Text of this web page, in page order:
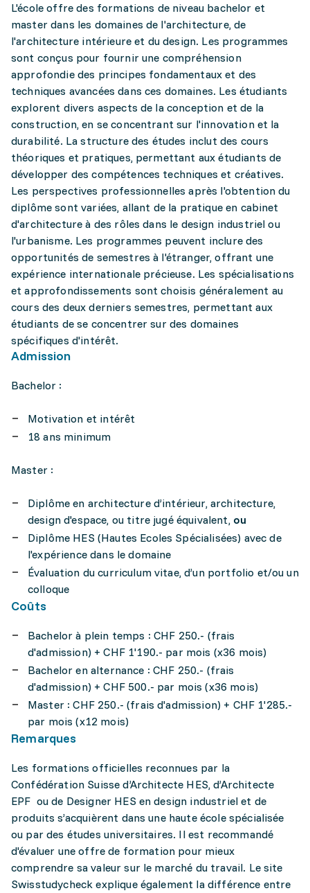
L'école offre des formations de niveau bachelor et
master dans les domaines de l'architecture, de
l'architecture intérieure et du design. Les programmes
sont conçus pour fournir une compréhension
approfondie des principes fondamentaux et des
techniques avancées dans ces domaines. Les étudiants
explorent divers aspects de la conception et de la
construction, en se concentrant sur l'innovation et la
durabilité. La structure des études inclut des cours
théoriques et pratiques, permettant aux étudiants de
développer des compétences techniques et créatives.
Les perspectives professionnelles après l'obtention du
diplôme sont variées, allant de la pratique en cabinet
d'architecture à des rôles dans le design industriel ou
l'urbanisme. Les programmes peuvent inclure des
opportunités de semestres à l'étranger, offrant une
expérience internationale précieuse. Les spécialisations
et approfondissements sont choisis généralement au
cours des deux derniers semestres, permettant aux
étudiants de se concentrer sur des domaines
spécifiques d'intérêt.
Admission
Bachelor :
Motivation et intérêt
18 ans minimum
Master :
Diplôme en architecture d’intérieur, architecture,
design d'espace, ou titre jugé équivalent, ou
Diplôme HES (Hautes Ecoles Spécialisées) avec de
l'expérience dans le domaine
Évaluation du curriculum vitae, d’un portfolio et/ou un
colloque
Coûts
Bachelor à plein temps : CHF 250.- (frais
d'admission) + CHF 1'190.- par mois (x36 mois)
Bachelor en alternance : CHF 250.- (frais
d'admission) + CHF 500.- par mois (x36 mois)
Master : CHF 250.- (frais d'admission) + CHF 1'285.-
par mois (x12 mois)
Remarques
Les formations officielles reconnues par la
Confédération Suisse d’Architecte HES, d’Architecte
EPF ou de Designer HES en design industriel et de
produits s’acquièrent dans une haute école spécialisée
ou par des études universitaires. Il est recommandé
d'évaluer une offre de formation pour mieux
comprendre sa valeur sur le marché du travail. Le site
Swisstudycheck explique également la différence entre